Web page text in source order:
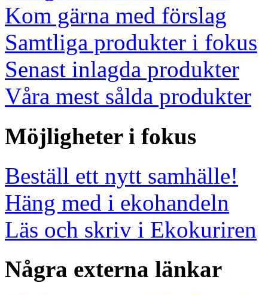
Kom gärna med förslag
Samtliga produkter i fokus
Senast inlagda produkter
Våra mest sålda produkter
Möjligheter i fokus
Beställ ett nytt samhälle!
Häng med i ekohandeln
Läs och skriv i Ekokuriren
Några externa länkar